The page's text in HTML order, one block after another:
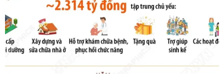
CƠ QUAN CHỦ QUẢN: THÔNG TẤN XÃ VIỆT NAM
Tổng Biên tập: TRẦN TIẾN DUẨN
Phó Tổng Biên tập: NGUYỄN THỊ TÁM, KHÚC THANH
THỦY